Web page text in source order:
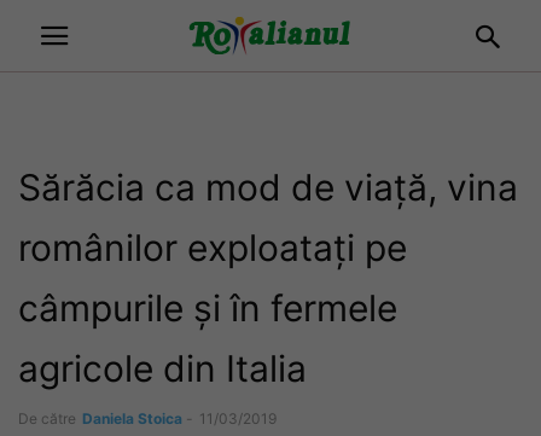
Sărăcia ca mod de viață, vina
românilor exploatați pe
câmpurile și în fermele
agricole din Italia
De către Daniela Stoica - 11/03/2019